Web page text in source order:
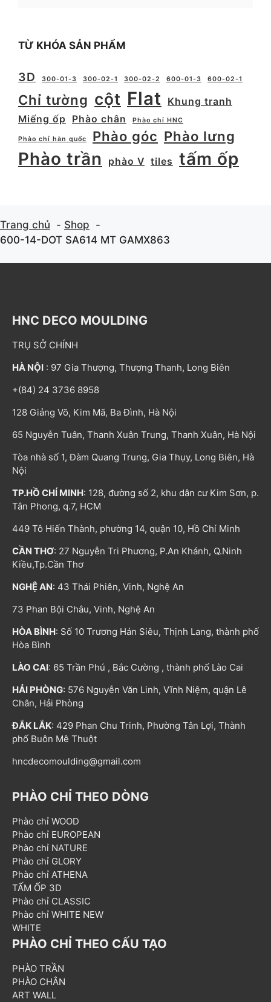
TỪ KHÓA SẢN PHẨM
3D 300-01-3 300-02-1 300-02-2 600-01-3 600-02-1
Chỉ tường cột Flat
Khung tranh
Miếng ốp
Phào chân Phào chỉ HNC
Phào chỉ hàn quốc Phào góc Phào lưng
Phào trần phào V tiles tấm ốp
Trang chủ
Shop
600-14-DOT SA614 MT GAMX863
HNC DECO MOULDING
TRỤ SỞ CHÍNH
HÀ NỘI : 97 Gia Thượng, Thượng Thanh, Long Biên
+(84) 24 3736 8958
128 Giảng Võ, Kim Mã, Ba Đình, Hà Nội
65 Nguyễn Tuân, Thanh Xuân Trung, Thanh Xuân, Hà Nội
Tòa nhà số 1, Đàm Quang Trung, Gia Thụy, Long Biên, Hà
Nội
TP.HỒ CHÍ MINH: 128, đường số 2, khu dân cư Kim Sơn, p.
Tân Phong, q.7, HCM
449 Tô Hiến Thành, phường 14, quận 10, Hồ Chí Minh
CẦN THƠ: 27 Nguyễn Tri Phương, P.An Khánh, Q.Ninh
Kiều,Tp.Cần Thơ
NGHỆ AN: 43 Thái Phiên, Vinh, Nghệ An
73 Phan Bội Châu, Vinh, Nghệ An
HÒA BÌNH: Số 10 Trương Hán Siêu, Thịnh Lang, thành phố
Hòa Bình
LÀO CAI: 65 Trần Phú , Bắc Cường , thành phố Lào Cai
HẢI PHÒNG: 576 Nguyễn Văn Linh, Vĩnh Niệm, quận Lê
Chân, Hải Phòng
ĐẮK LẮK: 429 Phan Chu Trinh, Phường Tân Lợi, Thành
phố Buôn Mê Thuột
hncdecomoulding@gmail.com
PHÀO CHỈ THEO DÒNG
Phào chỉ WOOD
Phào chỉ EUROPEAN
Phào chỉ NATURE
Phào chỉ GLORY
Phào chỉ ATHENA
TẤM ỐP 3D
Phào chỉ CLASSIC
Phào chỉ WHITE NEW
WHITE
PHÀO CHỈ THEO CẤU TẠO
PHÀO TRẦN
PHÀO CHÂN
ART WALL